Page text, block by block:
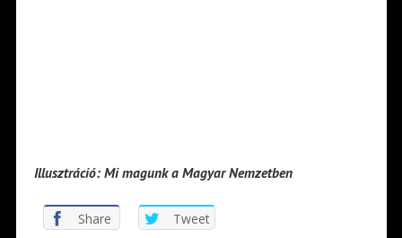
Illusztráció: Mi magunk a Magyar Nemzetben
Share Tweet